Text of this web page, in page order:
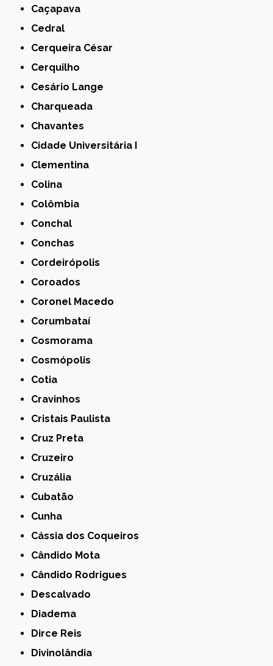
Caçapava
Cedral
Cerqueira César
Cerquilho
Cesário Lange
Charqueada
Chavantes
Cidade Universitária I
Clementina
Colina
Colômbia
Conchal
Conchas
Cordeirópolis
Coroados
Coronel Macedo
Corumbataí
Cosmorama
Cosmópolis
Cotia
Cravinhos
Cristais Paulista
Cruz Preta
Cruzeiro
Cruzália
Cubatão
Cunha
Cássia dos Coqueiros
Cândido Mota
Cândido Rodrigues
Descalvado
Diadema
Dirce Reis
Divinolândia